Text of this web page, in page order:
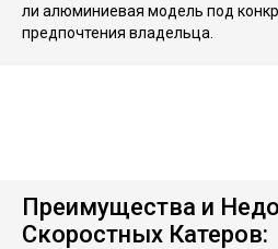
ли алюминиевая модель под
предпочтения владельца.
Преимущества и
Скоростных Катеров: